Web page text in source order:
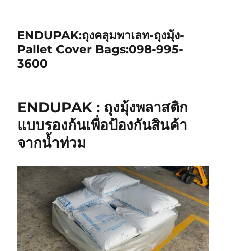
ENDUPAK:ถุงคลุมพาเลท-ถุงมุ้ง-
Pallet Cover Bags:098-995-
3600
ENDUPAK : ถุงมุ้งพลาสติก
แบบรองก้นเพื่อป้องกันสินค้า
จากน้ำท่วม